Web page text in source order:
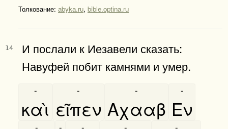
Толкование: abyka.ru, bible.optina.ru
14
И послали к Иезавели сказать:
Навуфей побит камнями и умер.
καὶ
-
εῖπεν
-
Αχααβ
-
Εν
-